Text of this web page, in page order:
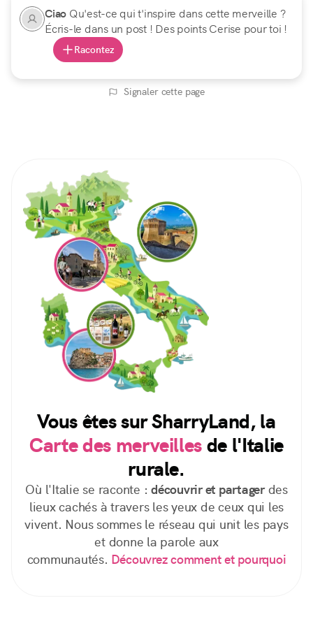
Ciao Qu'est-ce qui t'inspire dans cette merveille ?
Écris-le dans un post ! Des points Cerise pour toi !
Racontez
Signaler cette page
Vous êtes sur SharryLand, la
Carte des merveillesde l'Italie
rurale.
Où l'Italie se raconte : découvrir et partagerdes
lieux cachés à travers les yeux de ceux qui les
vivent. Nous sommes le réseau qui unit les pays
et donne la parole aux
communautés. Découvrez comment et pourquoi